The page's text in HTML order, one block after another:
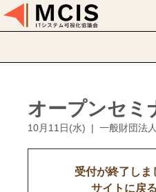
オープンセミ
10月11日(水)
  |
一般財団法
受付が終了しま
サイトに戻る